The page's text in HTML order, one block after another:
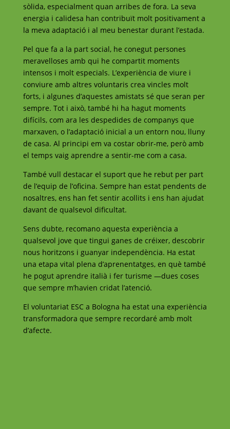
sòlida, especialment quan arribes de fora. La seva
energia i calidesa han contribuït molt positivament a
la meva adaptació i al meu benestar durant l’estada.
Pel que fa a la part social, he conegut persones
meravelloses amb qui he compartit moments
intensos i molt especials. L’experiència de viure i
conviure amb altres voluntaris crea vincles molt
forts, i algunes d’aquestes amistats sé que seran per
sempre. Tot i això, també hi ha hagut moments
difícils, com ara les despedides de companys que
marxaven, o l’adaptació inicial a un entorn nou, lluny
de casa. Al principi em va costar obrir-me, però amb
el temps vaig aprendre a sentir-me com a casa.
També vull destacar el suport que he rebut per part
de l’equip de l’oficina. Sempre han estat pendents de
nosaltres, ens han fet sentir acollits i ens han ajudat
davant de qualsevol dificultat.
Sens dubte, recomano aquesta experiència a
qualsevol jove que tingui ganes de créixer, descobrir
nous horitzons i guanyar independència. Ha estat
una etapa vital plena d’aprenentatges, en què també
he pogut aprendre italià i fer turisme —dues coses
que sempre m’havien cridat l’atenció.
El voluntariat ESC a Bologna ha estat una experiència
transformadora que sempre recordaré amb molt
d’afecte.